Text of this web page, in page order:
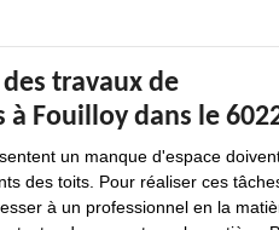
travaux de
Fouilloy dans le
un manque d'espace
des toits. Pour réaliser ces
à un professionnel en la